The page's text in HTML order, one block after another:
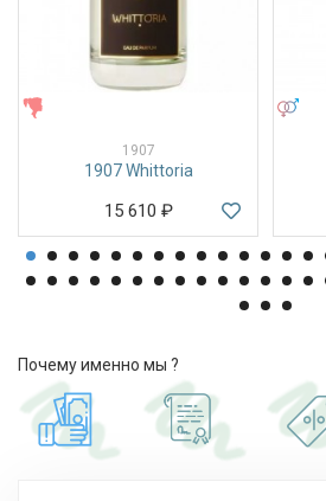
1907
1907 Whittoria
15 610 ₽
Почему именно мы ?